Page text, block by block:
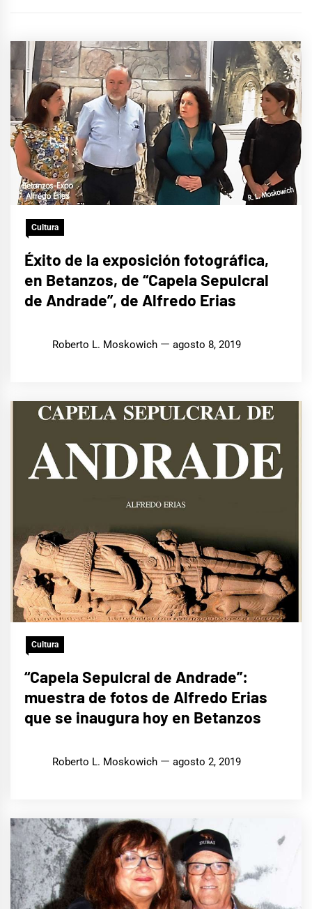
Cultura
Éxito de la exposición fotográfica,
en Betanzos, de “Capela Sepulcral
de Andrade”, de Alfredo Erias
Roberto L. Moskowich agosto 8, 2019
Cultura
“Capela Sepulcral de Andrade”:
muestra de fotos de Alfredo Erias
que se inaugura hoy en Betanzos
Roberto L. Moskowich agosto 2, 2019